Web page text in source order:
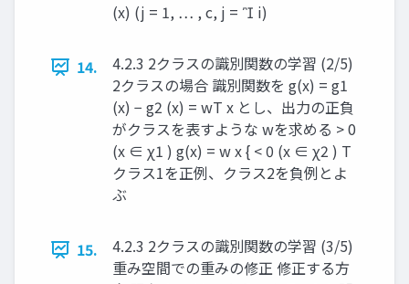
(x) (j = 1, … , c, j =  i) ​ ​
14.
4.2.3 2クラスの識別関数の学習 (2/5)
2クラスの場合 識別関数を g(x) = g1
(x) − g2 (x) = wT x とし、出力の正負
がクラスを表すような w ​ ​ を求める > 0
(x ∈ χ1 ) g(x) = w x { < 0 (x ∈ χ2 ) T ​ ​ ​
クラス1を正例、クラス2を負例とよ
ぶ ​ ​
15.
4.2.3 2クラスの識別関数の学習 (3/5)
重み空間での重みの修正 修正する⽅